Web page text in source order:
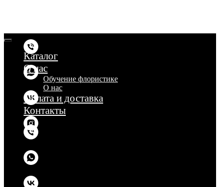
Каталог
О нас
Обучение флористике
О нас
Оплата и доставка
Контакты